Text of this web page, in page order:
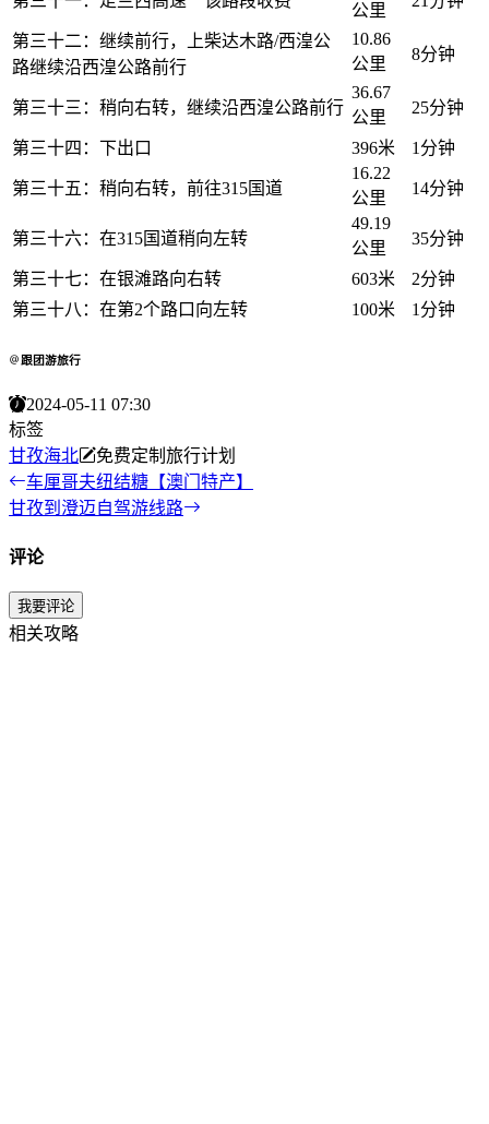
公里
第三十二：继续前行，上柴达木路/西湟公
路继续沿西湟公路前行
10.86
公里
8分钟
第三十三：稍向右转，继续沿西湟公路前行
36.67
公里
25分钟
第三十四：下出口 396米 1分钟
第三十五：稍向右转，前往315国道
16.22
公里
14分钟
第三十六：在315国道稍向左转
49.19
公里
35分钟
第三十七：在银滩路向右转 603米
2分钟
第三十八：在第2个路口向左转
100米 1分钟
跟团游旅行
2024-05-11 07:30
标签
甘孜海北
免费定制旅行计划
车厘哥夫纽结糖【澳门特产】
甘孜到澄迈自驾游线路
评论
我要评论
相关攻略